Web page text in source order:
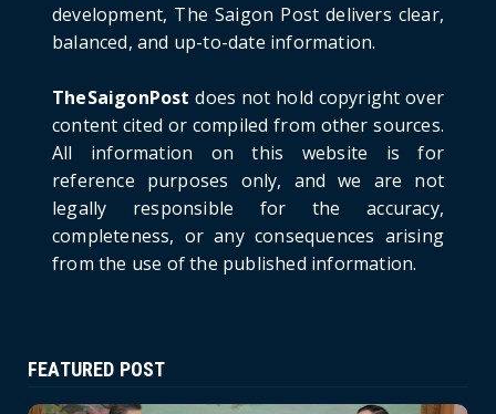
Prime Minister Lê Minh Hưng’s Visit to
Russia: A New Step Fo...
HOTNEWS
Politburo: Strictly Handle Acts of Using
Pirated Software, C...
June 21, 2026
development, The Saigon Post delivers clear,
balanced, and up-to-date information.
TheSaigonPost does not hold copyright over
content cited or compiled from other sources.
All information on this website is for
reference purposes only, and we are not
legally responsible for the accuracy,
completeness, or any consequences arising
from the use of the published information.
FEATURED POST